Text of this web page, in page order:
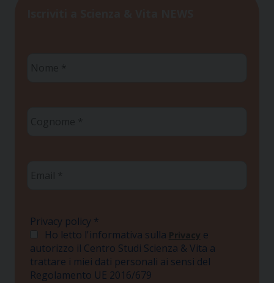
Privacy policy *
Ho letto l'informativa sulla Privacy e
autorizzo il Centro Studi Scienza & Vita a
trattare i miei dati personali ai sensi del
Regolamento UE 2016/679